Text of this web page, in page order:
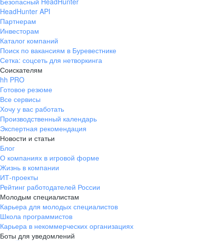
HeadHunter API
Партнерам
Инвесторам
Каталог компаний
Поиск по вакансиям в Буревестнике
Сетка: соцсеть для нетворкинга
Соискателям
hh PRO
Готовое резюме
Все сервисы
Хочу у вас работать
Производственный календарь
Экспертная рекомендация
Новости и статьи
Блог
О компаниях в игровой форме
Жизнь в компании
ИТ-проекты
Рейтинг работодателей России
Молодым специалистам
Карьера для молодых специалистов
Школа программистов
Карьера в некоммерческих организациях
Боты для уведомлений